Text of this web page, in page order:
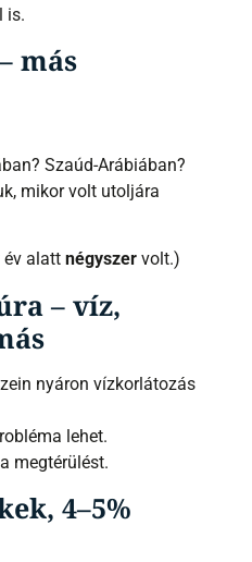
is.
más
Szaúd-Arábiában?
mikor volt utoljára
év alatt négyszer volt.)
– víz,
nyáron vízkorlátozás
lehet.
megtérülést.
4–5%